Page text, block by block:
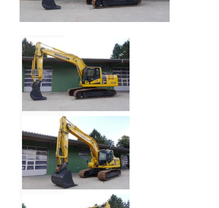
Stromerzeuger
Kommunaltechnik
Anbaugeräte
Sonstiges
Sonderaktionen
Aktionen
und
Angebote
Anfahrt